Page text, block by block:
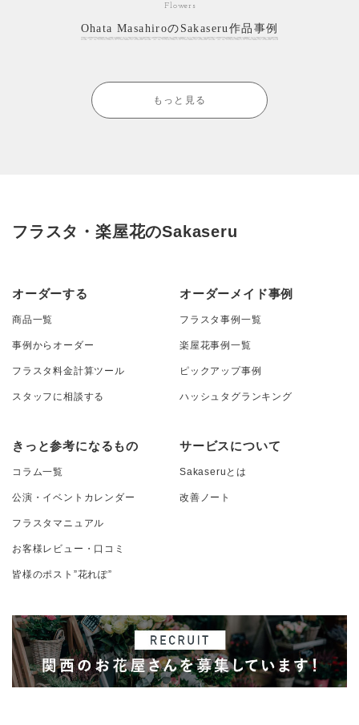
Flowers
Ohata MasahiroのSakaseru作品事例
もっと見る
フラスタ・楽屋花のSakaseru
オーダーする
商品一覧
事例からオーダー
フラスタ料金計算ツール
スタッフに相談する
オーダーメイド事例
フラスタ事例一覧
楽屋花事例一覧
ピックアップ事例
ハッシュタグランキング
きっと参考になるもの
コラム一覧
公演・イベントカレンダー
フラスタマニュアル
お客様レビュー・口コミ
皆様のポスト”花れぽ”
サービスについて
Sakaseruとは
改善ノート